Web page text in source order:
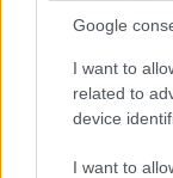
Google
I want to
related to
device
I want to